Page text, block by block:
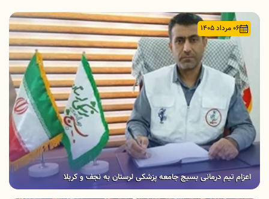
06 مرداد 1405
اعزام تیم‌ درمانی بسیج جامعه‌ پزشکی لرستان به نجف و کربلا